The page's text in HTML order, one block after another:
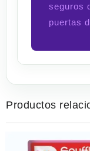
seguros
puertas
Productos